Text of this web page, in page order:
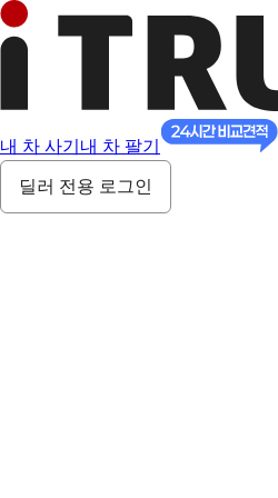
내 차 사기 내 차 팔기
딜러 전용 로그인